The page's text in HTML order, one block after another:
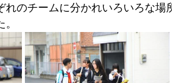
れのチームに分かれいろいろな場